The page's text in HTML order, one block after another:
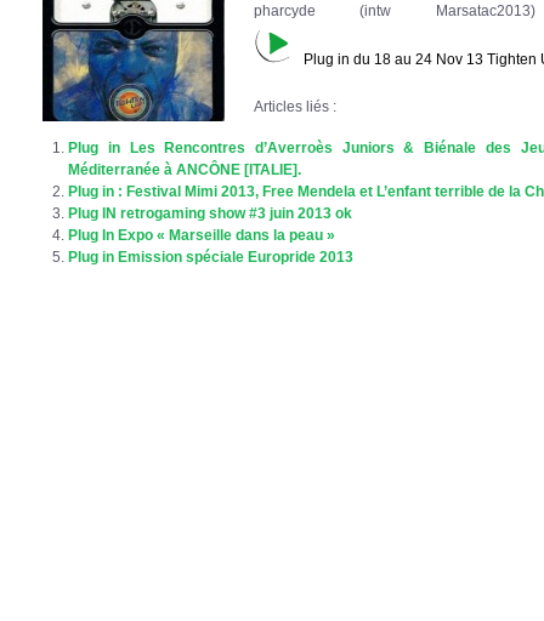
pharcyde (intw
Plug in du 18 au 24 Nov 13 Tighten
Articles liés :
Plug in Les Rencontres d’Averroès Juniors & Biénale des
Méditerranée à ANCÔNE [ITALIE].
Plug in : Festival Mimi 2013, Free Mendela et L’enfant terrible de la
Plug IN retrogaming show #3 juin 2013 ok
Plug In Expo « Marseille dans la peau »
Plug in Emission spéciale Europride 2013